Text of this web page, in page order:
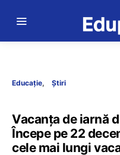
Educație Știri
Vacanța de iarnă
Începe pe 22
cele mai lungi